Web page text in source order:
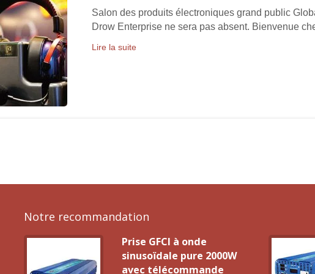
Salon des produits électroniques grand public
Drow Enterprise ne sera pas absent. Bienvenue
Lire la suite
Notre recommandation
Prise GFCI à onde
sinusoïdale pure 2000W
avec télécommande